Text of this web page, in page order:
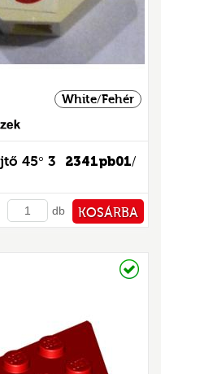
White/Fehér
2341pb01/
45° 3
db KOSÁRBA